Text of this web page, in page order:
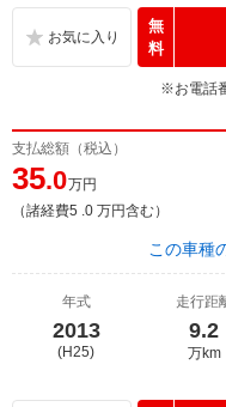
無
料
※お電話
支払総額（税込）
35.0万円
（諸経費5 .0 万円含む）
この車種
年式
2013
(H25)
走行距
9.2
万km